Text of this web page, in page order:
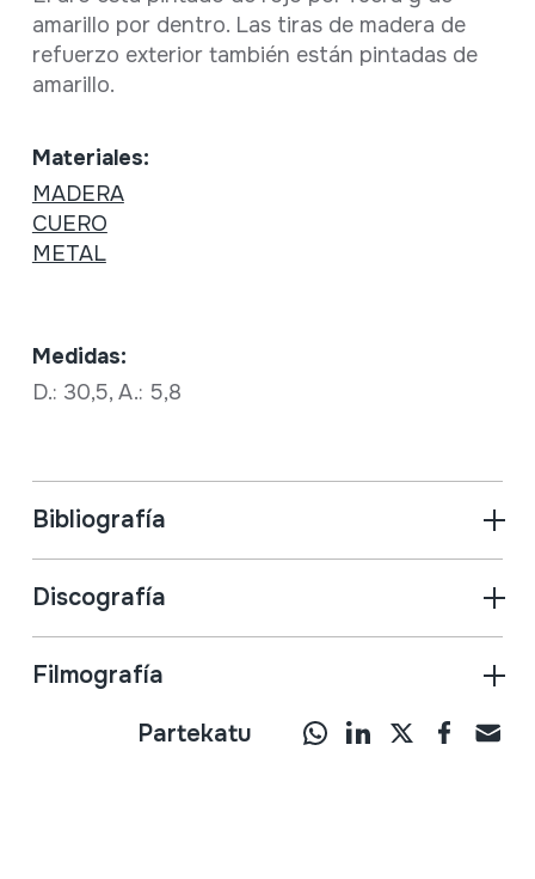
amarillo por dentro. Las tiras de madera de
refuerzo exterior también están pintadas de
amarillo.
Materiales:
MADERA
CUERO
METAL
Medidas:
D.: 30,5, A.: 5,8
Bibliografía
Discografía
Filmografía
Partekatu